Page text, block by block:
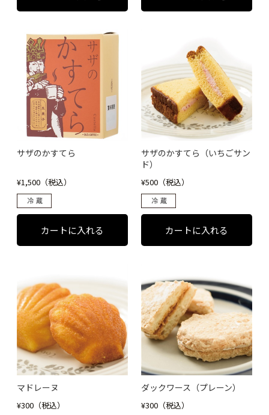
サザのかすてら
¥1,500（税込）
サザのかすてら（いちごサン
ド）
¥500（税込）
マドレーヌ
¥300（税込）
ダックワース（プレーン）
¥300（税込）